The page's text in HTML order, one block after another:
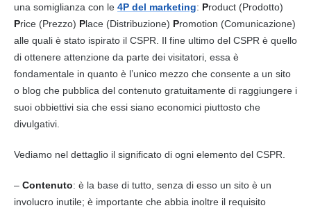
una somiglianza con le 4P del marketing: Product (Prodotto)
Price (Prezzo) Place (Distribuzione) Promotion (Comunicazione)
alle quali è stato ispirato il CSPR. Il fine ultimo del CSPR è quello
di ottenere attenzione da parte dei visitatori, essa è
fondamentale in quanto è l’unico mezzo che consente a un sito
o blog che pubblica del contenuto gratuitamente di raggiungere i
suoi obbiettivi sia che essi siano economici piuttosto che
divulgativi.
Vediamo nel dettaglio il significato di ogni elemento del CSPR.
– Contenuto: è la base di tutto, senza di esso un sito è un
involucro inutile; è importante che abbia inoltre il requisito